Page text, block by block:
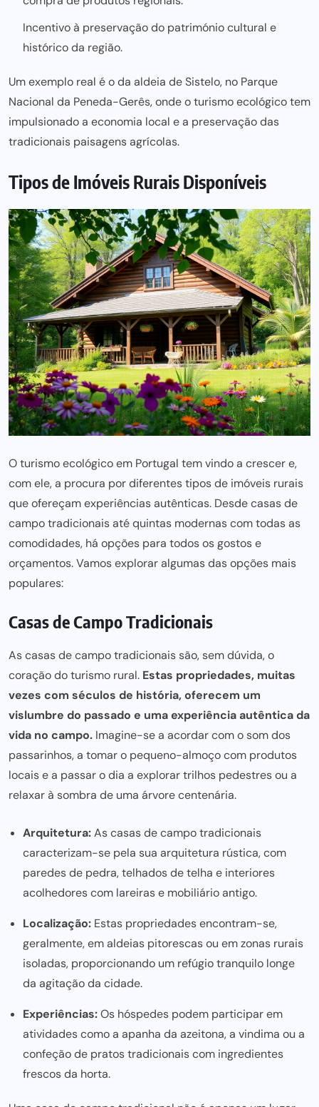
Incentivo à preservação do património cultural e
histórico da região.
Um exemplo real é o da aldeia de Sistelo, no Parque
Nacional da Peneda-Gerês, onde o turismo ecológico tem
impulsionado a economia local e a preservação das
tradicionais paisagens agrícolas.
Tipos de Imóveis Rurais Disponíveis
O turismo ecológico em Portugal tem vindo a crescer e,
com ele, a procura por diferentes tipos de imóveis rurais
que ofereçam experiências autênticas. Desde casas de
campo tradicionais até quintas modernas com todas as
comodidades, há opções para todos os gostos e
orçamentos. Vamos explorar algumas das opções mais
populares:
Casas de Campo Tradicionais
As casas de campo tradicionais são, sem dúvida, o
coração do turismo rural. Estas propriedades, muitas
vezes com séculos de história, oferecem um
vislumbre do passado e uma experiência autêntica da
vida no campo. Imagine-se a acordar com o som dos
passarinhos, a tomar o pequeno-almoço com produtos
locais e a passar o dia a explorar trilhos pedestres ou a
relaxar à sombra de uma árvore centenária.
Arquitetura:As casas de campo tradicionais
caracterizam-se pela sua arquitetura rústica, com
paredes de pedra, telhados de telha e interiores
acolhedores com lareiras e mobiliário antigo.
Localização: Estas propriedades encontram-se,
geralmente, em aldeias pitorescas ou em zonas rurais
isoladas, proporcionando um refúgio tranquilo longe
da agitação da cidade.
Experiências:Os hóspedes podem participar em
atividades como a apanha da azeitona, a vindima ou a
confeção de pratos tradicionais com ingredientes
frescos da horta.